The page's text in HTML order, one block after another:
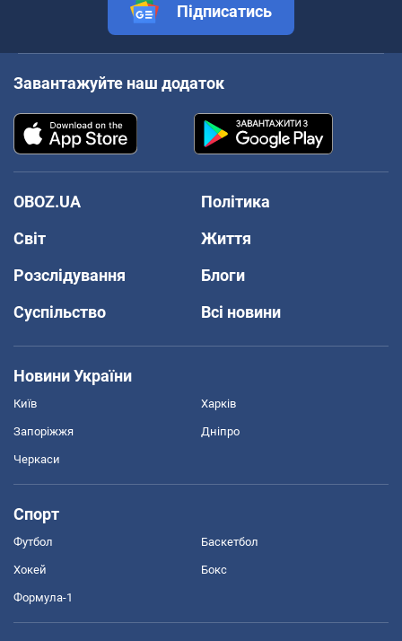
Підписатись
Завантажуйте наш додаток
OBOZ.UA
Політика
Світ
Життя
Розслідування
Блоги
Суспільство
Всі новини
Новини України
Київ Харків
Запоріжжя Дніпро
Черкаси
Спорт
Футбол Баскетбол
Хокей Бокс
Формула-1